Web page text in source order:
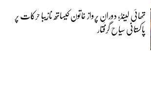
تھائی لینڈ؛ دورانِ پرواز خاتون کیساتھ نازیبا حرکات پر
پاکستانی سیاح گرفتار